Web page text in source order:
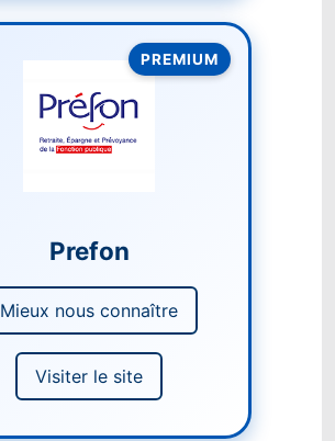
PREMIUM
Prefon
Mieux nous connaître
Visiter le site